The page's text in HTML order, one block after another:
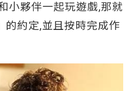
小夥伴一起玩遊戲,那就
的約定,並且按時完成作